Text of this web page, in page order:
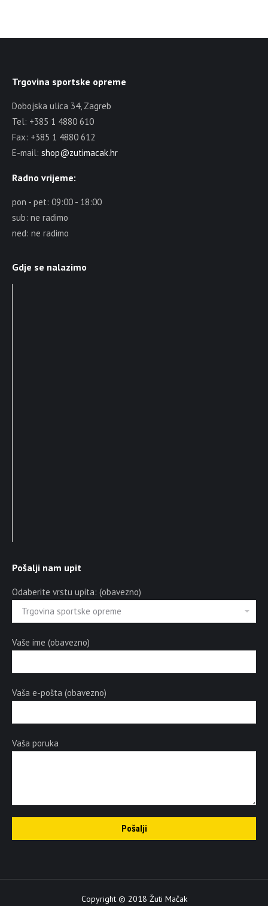
Trgovina sportske opreme
Dobojska ulica 34, Zagreb
Tel: +385 1 4880 610
Fax: +385 1 4880 612
E-mail: shop@zutimacak.hr
Radno vrijeme:
pon - pet: 09:00 - 18:00
sub: ne radimo
ned: ne radimo
Gdje se nalazimo
Pošalji nam upit
Odaberite vrstu upita: (obavezno)
Vaše ime (obavezno)
Vaša e-pošta (obavezno)
Vaša poruka
Copyright © 2018 Žuti Mačak